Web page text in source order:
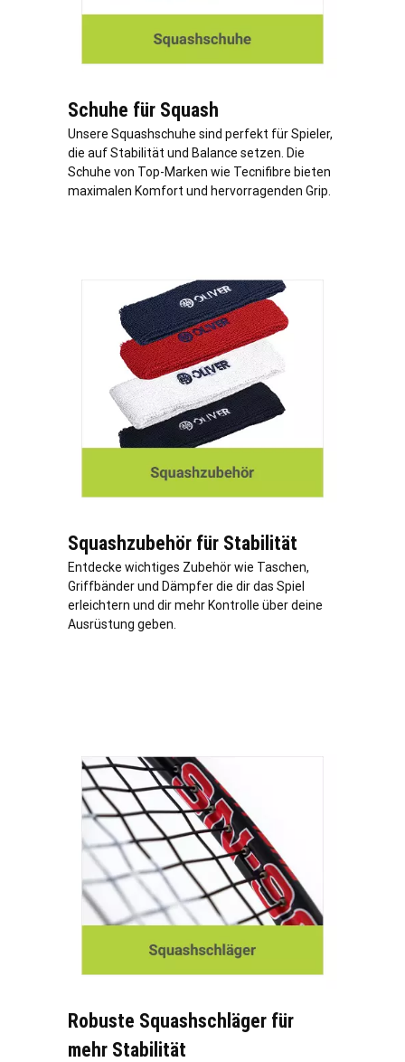
Schuhe für Squash
Unsere Squashschuhe sind perfekt für Spieler,
die auf Stabilität und Balance setzen. Die
Schuhe von Top-Marken wie Tecnifibre bieten
maximalen Komfort und hervorragenden Grip.
Squashzubehör für Stabilität
Entdecke wichtiges Zubehör wie Taschen,
Griffbänder und Dämpfer die dir das Spiel
erleichtern und dir mehr Kontrolle über deine
Ausrüstung geben.
Robuste Squashschläger für
mehr Stabilität